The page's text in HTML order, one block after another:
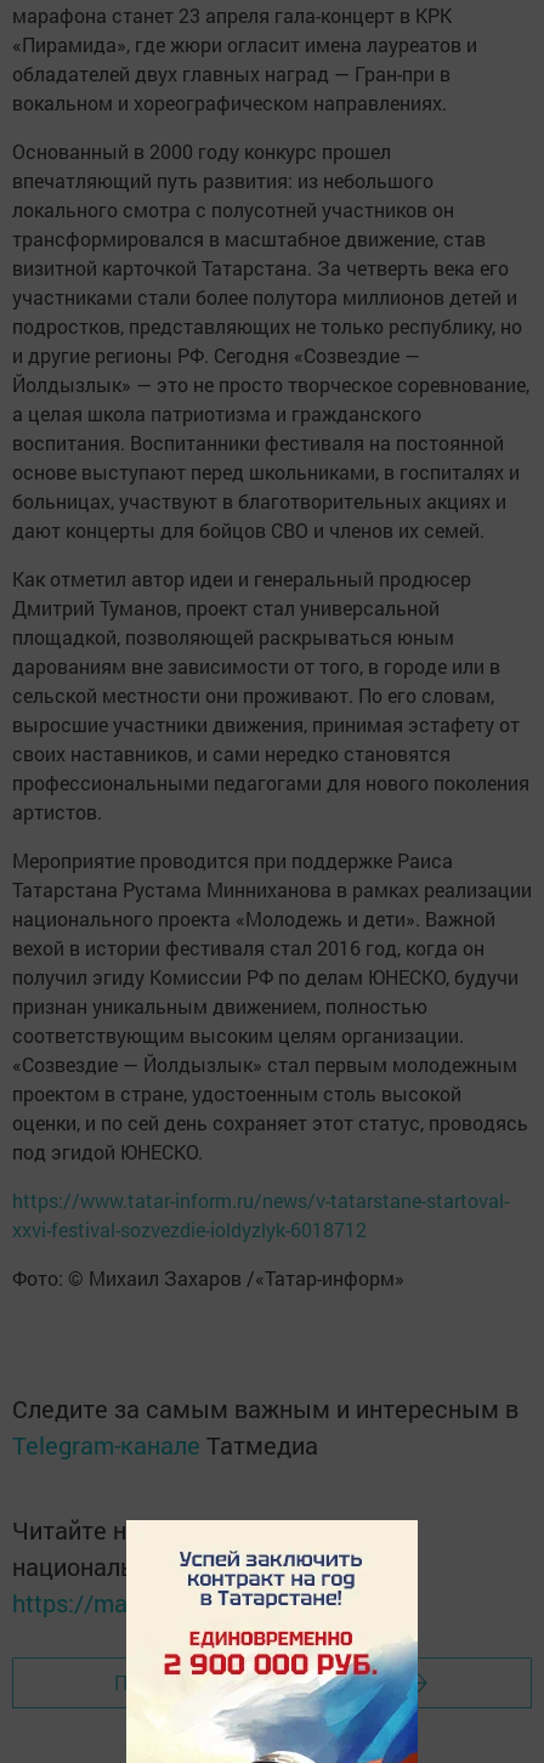
марафона станет 23 апреля гала-концерт в КРК
«Пирамида», где жюри огласит имена лауреатов и
обладателей двух главных наград — Гран-при в
вокальном и хореографическом направлениях.
Основанный в 2000 году конкурс прошел
впечатляющий путь развития: из небольшого
локального смотра с полусотней участников он
трансформировался в масштабное движение, став
визитной карточкой Татарстана. За четверть века его
участниками стали более полутора миллионов детей и
подростков, представляющих не только республику, но
и другие регионы РФ. Сегодня «Созвездие —
Йолдызлык» — это не просто творческое соревнование,
а целая школа патриотизма и гражданского
воспитания. Воспитанники фестиваля на постоянной
основе выступают перед школьниками, в госпиталях и
больницах, участвуют в благотворительных акциях и
дают концерты для бойцов СВО и членов их семей.
Как отметил автор идеи и генеральный продюсер
Дмитрий Туманов, проект стал универсальной
площадкой, позволяющей раскрываться юным
дарованиям вне зависимости от того, в городе или в
сельской местности они проживают. По его словам,
выросшие участники движения, принимая эстафету от
своих наставников, и сами нередко становятся
профессиональными педагогами для нового поколения
артистов.
Мероприятие проводится при поддержке Раиса
Татарстана Рустама Минниханова в рамках реализации
национального проекта «Молодежь и дети». Важной
вехой в истории фестиваля стал 2016 год, когда он
получил эгиду Комиссии РФ по делам ЮНЕСКО, будучи
признан уникальным движением, полностью
соответствующим высоким целям организации.
«Созвездие — Йолдызлык» стал первым молодежным
проектом в стране, удостоенным столь высокой
оценки, и по сей день сохраняет этот статус, проводясь
под эгидой ЮНЕСКО.
https://www.tatar-inform.ru/news/v-tatarstane-startoval-
xxvi-festival-sozvezdie-ioldyzlyk-6018712
Фото: © Михаил Захаров /«Татар-информ»
Следите за самым важным и интересным в
Telegram-канале Татмедиа
Читайте новости Татарстана в
национальном мессенджере MАХ:
https://max.ru/tatmedia
Перейти на страницу новости